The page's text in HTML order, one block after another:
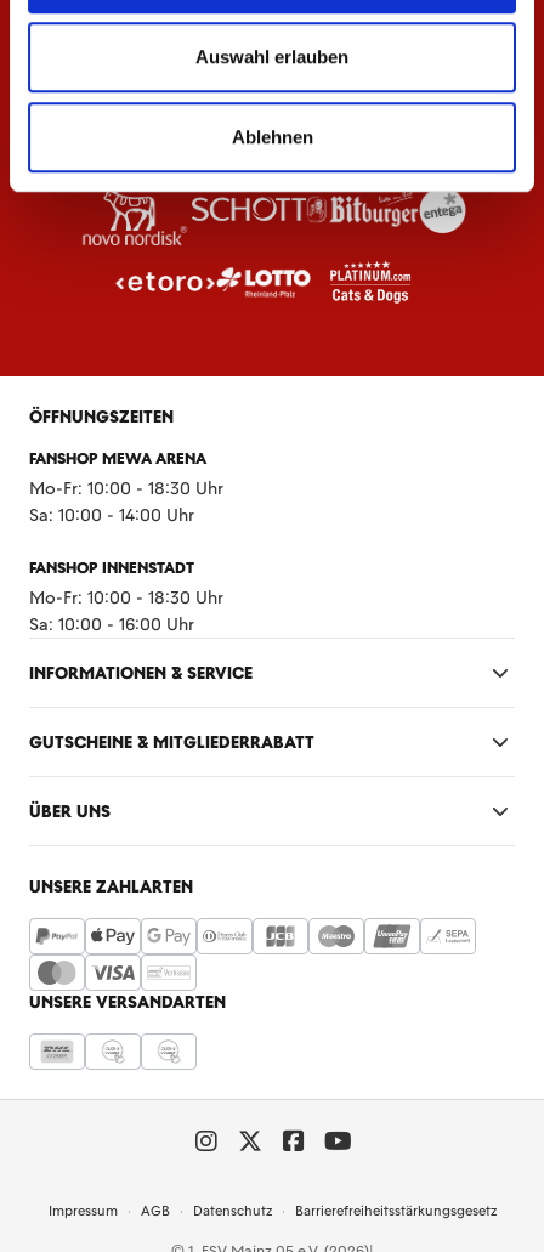
Auswahl erlauben
Ablehnen
ÖFFNUNGSZEITEN
FANSHOP MEWA ARENA
Mo-Fr: 10:00 - 18:30 Uhr
Sa: 10:00 - 14:00 Uhr
FANSHOP INNENSTADT
Mo-Fr: 10:00 - 18:30 Uhr
Sa: 10:00 - 16:00 Uhr
INFORMATIONEN & SERVICE
GUTSCHEINE & MITGLIEDERRABATT
ÜBER UNS
UNSERE ZAHLARTEN
UNSERE VERSANDARTEN
Impressum AGB Datenschutz Barrierefreiheitsstärkungsgesetz